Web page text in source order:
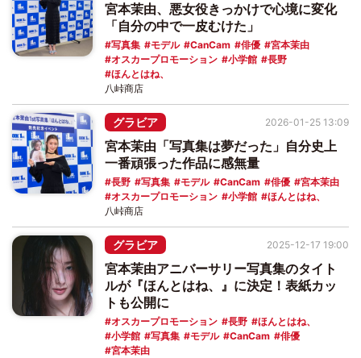
宮本茉由、悪女役きっかけで心境に変化
「自分の中で一皮むけた」
写真集 モデル CanCam 俳優
宮本茉由
オスカープロモーション
小学館
長野
ほんとはね、
八峠商店
グラビア
宮本茉由「写真集は夢だった」自分史上
一番頑張った作品に感無量
長野 写真集 モデル CanCam 俳優
宮本茉由
オスカープロモーション
小学館 ほんとはね、
2026-01-25 13:09
八峠商店
グラビア
宮本茉由アニバーサリー写真集のタイト
ルが『ほんとはね、』に決定！表紙カッ
トも公開に
オスカープロモーション 長野
ほんとはね、
小学館
写真集 モデル CanCam
俳優
宮本茉由
2025-12-17 19:00